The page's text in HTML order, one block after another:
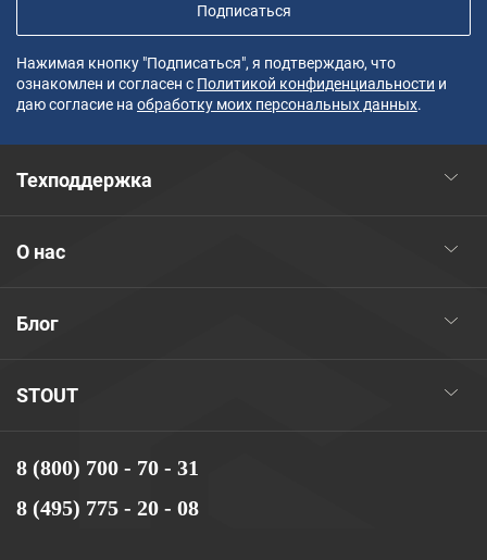
Подписаться
Нажимая кнопку "Подписаться", я подтверждаю, что
ознакомлен и согласен с Политикой конфиденциальности и
даю согласие на обработку моих персональных данных.
8 (800) 700 - 70 - 31
8 (495) 775 - 20 - 08
STOUT
Блог
О нас
Техподдержка